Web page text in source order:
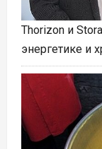
Thorizon и
энергетике и